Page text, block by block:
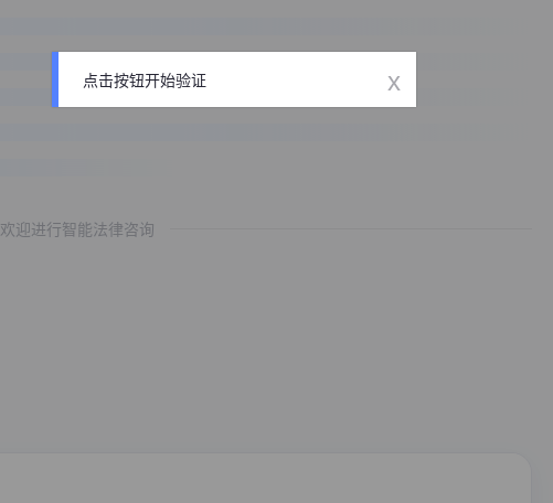
欢迎进行智能法律咨询
点击按钮开始验证 x